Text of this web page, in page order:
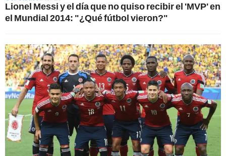
Lionel Messi y el día que no quiso recibir el 'MVP' en
el Mundial 2014: "¿Qué fútbol vieron?"